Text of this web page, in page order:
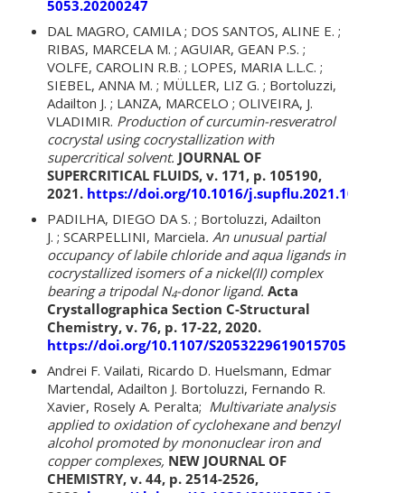
5053.20200247
DAL MAGRO, CAMILA ; DOS SANTOS, ALINE E. ;
RIBAS, MARCELA M. ; AGUIAR, GEAN P.S. ;
VOLFE, CAROLIN R.B. ; LOPES, MARIA L.L.C. ;
SIEBEL, ANNA M. ; MÜLLER, LIZ G. ; Bortoluzzi,
Adailton J. ; LANZA, MARCELO ; OLIVEIRA, J.
VLADIMIR. Production of curcumin-resveratrol
cocrystal using cocrystallization with
supercritical solvent. JOURNAL OF
SUPERCRITICAL FLUIDS, v. 171, p. 105190,
2021. https://doi.org/10.1016/j.supflu.2021.105190
PADILHA, DIEGO DA S. ; Bortoluzzi, Adailton
J. ; SCARPELLINI, Marciela. An unusual partial
occupancy of labile chloride and aqua ligands in
cocrystallized isomers of a nickel(II) complex
bearing a tripodal N4-donor ligand. Acta
Crystallographica Section C-Structural
Chemistry, v. 76, p. 17-22, 2020.
https://doi.org/10.1107/S2053229619015705
Andrei F. Vailati, Ricardo D. Huelsmann, Edmar
Martendal, Adailton J. Bortoluzzi, Fernando R.
Xavier, Rosely A. Peralta; Multivariate analysis
applied to oxidation of cyclohexane and benzyl
alcohol promoted by mononuclear iron and
copper complexes, NEW JOURNAL OF
CHEMISTRY, v. 44, p. 2514-2526,